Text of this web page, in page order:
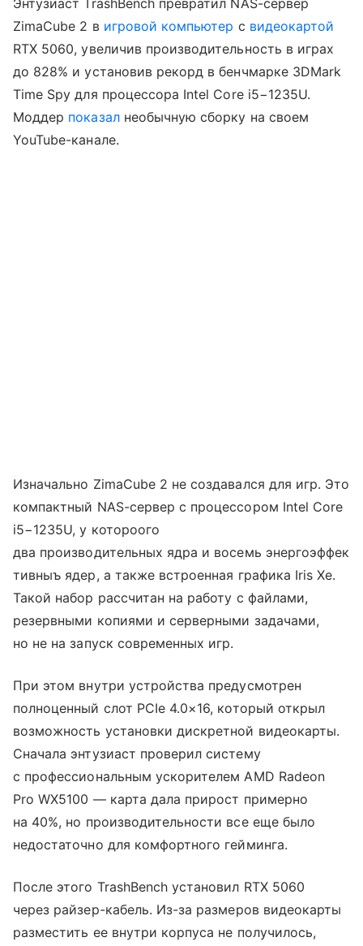
Энтузиаст TrashBench превратил NAS-сервер
ZimaCube 2 в игровой компьютер с видеокартой
RTX 5060, увеличив производительность в играх
до 828% и установив рекорд в бенчмарке 3DMark
Time Spy для процессора Intel Core i5−1235U.
Моддер показалнеобычную сборку на своем
YouTube-канале.
Изначально ZimaCube 2 не создавался для игр. Это
компактный NAS-сервер с процессором Intel Core
i5−1235U, у котороого
два производительных ядра и восемь энергоэффек
тивныъ ядер, а также встроенная графика Iris Xe.
Такой набор рассчитан на работу с файлами,
резервными копиями и серверными задачами,
но не на запуск современных игр.
При этом внутри устройства предусмотрен
полноценный слот PCIe 4.0×16, который открыл
возможность установки дискретной видеокарты.
Сначала энтузиаст проверил систему
с профессиональным ускорителем AMD Radeon
Pro WX5100 — карта дала прирост примерно
на 40%, но производительности все еще было
недостаточно для комфортного гейминга.
После этого TrashBench установил RTX 5060
через райзер-кабель. Из-за размеров видеокарты
разместить ее внутри корпуса не получилось,